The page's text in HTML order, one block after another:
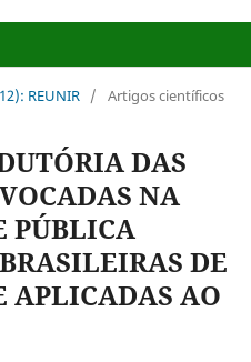
REUNIR / Artigos científicos
DAS
NA
PÚBLICA
DE
APLICADAS AO